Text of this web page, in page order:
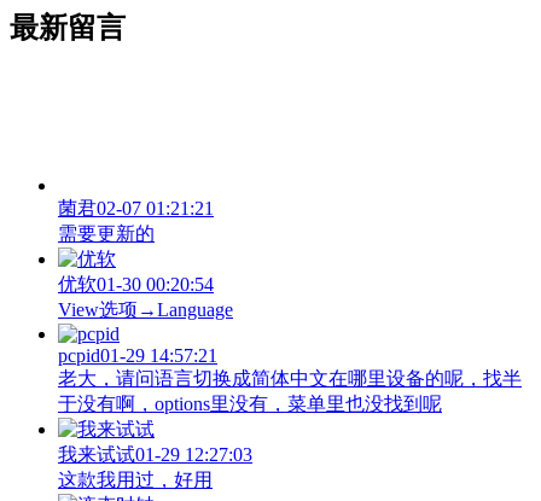
最新留言
菌君02-07 01:21:21
需要更新的
优软01-30 00:20:54
View‌选项→Language
pcpid01-29 14:57:21
老大，请问语言切换成简体中文在哪里设备的呢，找半
于没有啊，options里没有，菜单里也没找到呢
我来试试01-29 12:27:03
这款我用过，好用